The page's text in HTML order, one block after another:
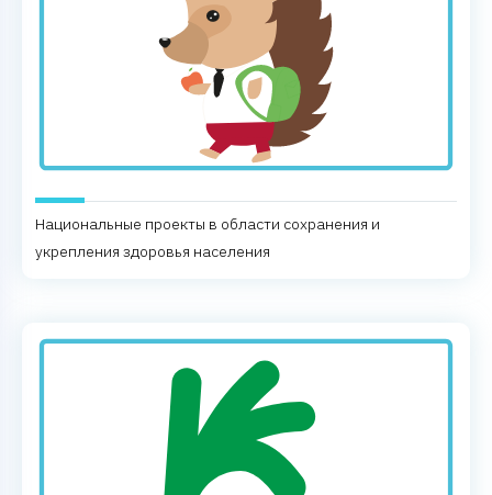
Национальные проекты в области сохранения и
укрепления здоровья населения